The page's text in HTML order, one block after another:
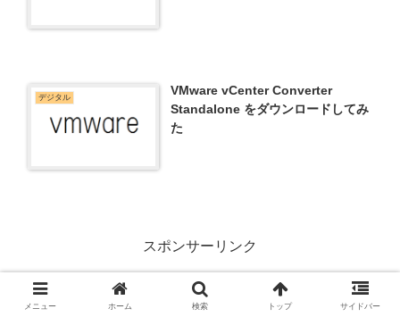
デジタル
VMware vCenter Converter
Standalone をダウンロードしてみ
た
スポンサーリンク
メニュー ホーム 検索 トップ サイドバー